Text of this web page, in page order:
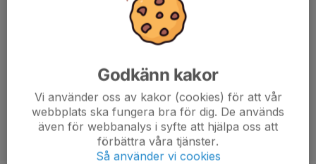
Godkänn kakor
Vi använder oss av kakor (cookies) för att vår
webbplats ska fungera bra för dig. De används
även för webbanalys i syfte att hjälpa oss att
förbättra våra tjänster.
Så använder vi cookies